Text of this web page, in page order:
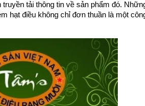
tải thông tin về sản phẩm đó.
hạt điều không chỉ đơn thuần là một